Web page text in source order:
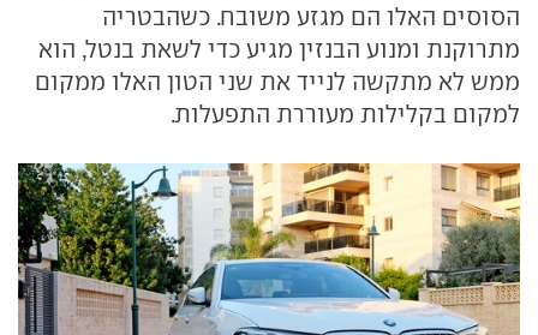
הסוסים האלו הם מגזע משובח. כשהבטריה
מתרוקנת ומנוע הבנזין מגיע כדי לשאת בנטל, הוא
ממש לא מתקשה לנייד את שני הטון האלו ממקום
למקום בקלילות מעוררת התפעלות.